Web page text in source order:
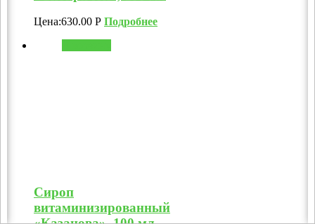
Цена:630.00 Р Подробнее
Сироп
витаминизированный